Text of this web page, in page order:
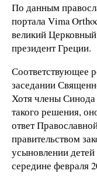
По данным
портала Vima
великий
президент Греции.
Соответствующее
заседании
Хотя члены
такого решения,
ответ
правительством
усыновлении
середине февраля